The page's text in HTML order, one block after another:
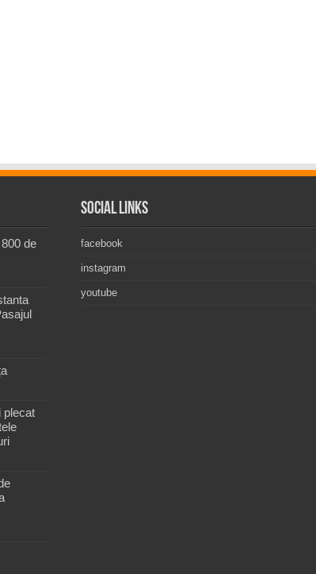
de
plecat
Social Links
facebook
instagram
youtube